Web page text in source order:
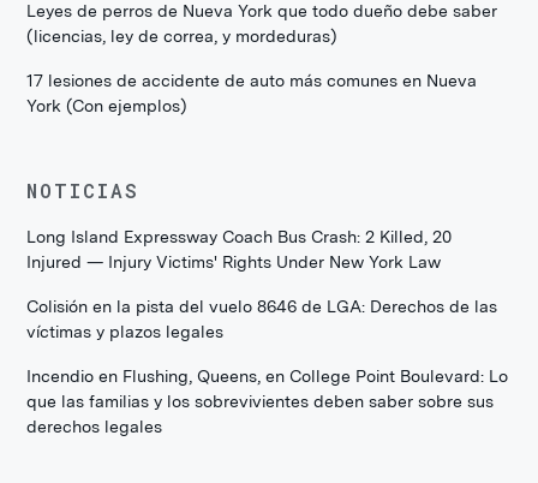
Leyes de perros de Nueva York que todo dueño debe saber
(licencias, ley de correa, y mordeduras)
17 lesiones de accidente de auto más comunes en Nueva
York (Con ejemplos)
NOTICIAS
Long Island Expressway Coach Bus Crash: 2 Killed, 20
Injured — Injury Victims' Rights Under New York Law
Colisión en la pista del vuelo 8646 de LGA: Derechos de las
víctimas y plazos legales
Incendio en Flushing, Queens, en College Point Boulevard: Lo
que las familias y los sobrevivientes deben saber sobre sus
derechos legales